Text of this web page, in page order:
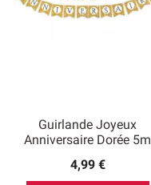
Guirlande Joyeux
Anniversaire Dorée 5m
4,99 €